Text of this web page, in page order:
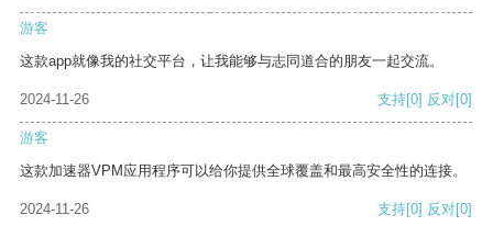
游客
这款app就像我的社交平台，让我能够与志同道合的朋友一起交流。
2024-11-26 支持[0] 反对[0]
游客
这款加速器VPM应用程序可以给你提供全球覆盖和最高安全性的连接。
2024-11-26 支持[0] 反对[0]